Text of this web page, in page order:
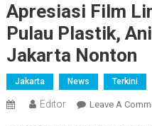
Apresiasi Film
Pulau Plastik,
Jakarta Nonton
Jakarta News Terkini
Editor Leave A